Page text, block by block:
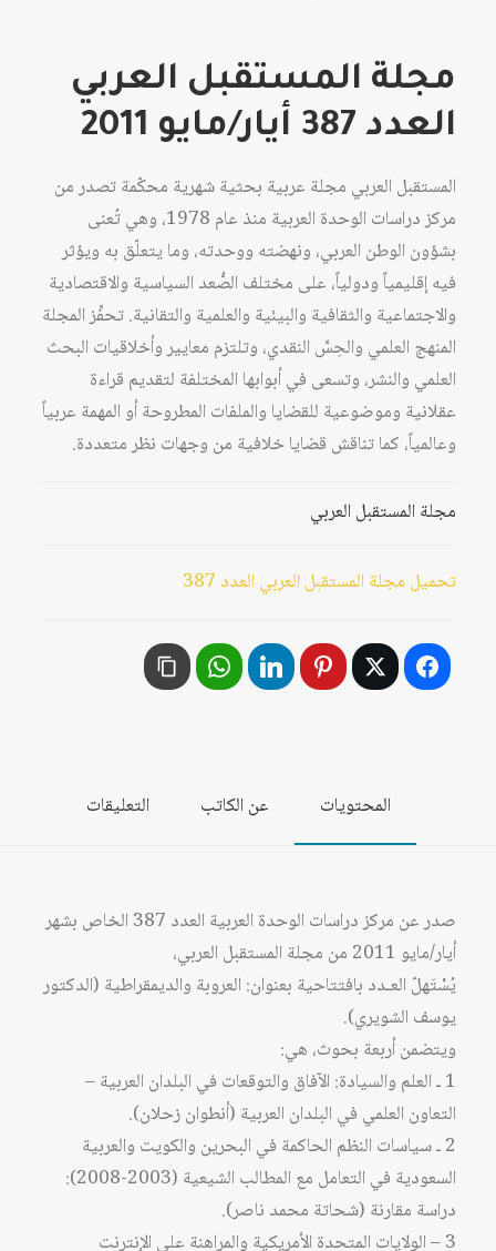
مجلة المستقبل العربي
العدد 387 أيار/مايو 2011
المستقبل العربي مجلة عربية بحثية شهرية محكّمة تصدر من
مركز دراسات الوحدة العربية منذ عام 1978، وهي تُعنى
بشؤون الوطن العربي، ونهضته ووحدته، وما يتعلّق به ويؤثر
فيه إقليمياً ودولياً، على مختلف الصُّعد السياسية والاقتصادية
والاجتماعية والثقافية والبيئية والعلمية والتقانية. تحفِّز المجلة
المنهج العلمي والحِسَّ النقدي، وتلتزم معايير وأخلاقيات البحث
العلمي والنشر، وتسعى في أبوابها المختلفة لتقديم قراءة
عقلانية وموضوعية للقضايا والملفات المطروحة أو المهمة عربياً
وعالمياً، كما تناقش قضايا خلافية من وجهات نظر متعددة.
مجلة المستقبل العربي
تحميل مجلة المستقبل العربي العدد 387
المحتويات عن الكاتب التعليقات
صدر عن مركز دراسات الوحدة العربية العدد 387 الخاص بشهر
أيار/مايو 2011 من مجلة المستقبل العربي،
يُسْتَهلّ العـدد بافتتاحية بعنوان: العروبة والديمقراطية (الدكتور
يوسف الشويري).
ويتضمن أربعة بحوث، هي:
1 ـ العلم والسيادة: الآفاق والتوقعات في البلدان العربية –
التعاون العلمي في البلدان العربية (أنطوان زحلان).
2 ـ سياسات النظم الحاكمة في البحرين والكويت والعربية
السعودية في التعامل مع المطالب الشيعية (2003-2008):
دراسة مقارنة (شحاتة محمد ناصر).
3 – الولايات المتحدة الأمريكية والمراهنة على الإنترنت